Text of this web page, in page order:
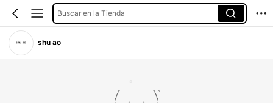
Buscar en la Tienda
shu ao